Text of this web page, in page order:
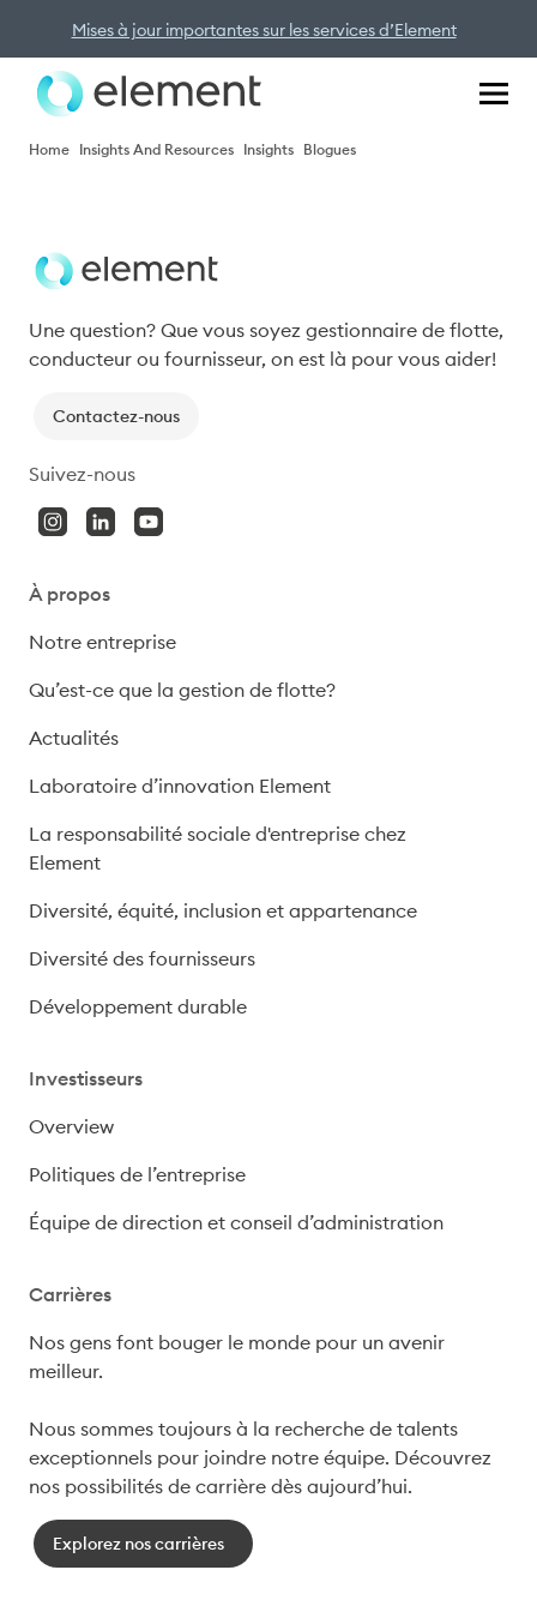
Mises à jour importantes sur les services d’Element
Home Insights And Resources Insights Blogues
Blogues
Une question? Que vous soyez gestionnaire de flotte,
conducteur ou fournisseur, on est là pour vous aider!
Contactez-nous
Suivez-nous
À propos
Notre entreprise
Qu’est-ce que la gestion de flotte?
Actualités
Laboratoire d’innovation Element
La responsabilité sociale d'entreprise chez
Element
Diversité, équité, inclusion et appartenance
Diversité des fournisseurs
Développement durable
Investisseurs
Overview
Politiques de l’entreprise
Équipe de direction et conseil d’administration
Carrières
Nos gens font bouger le monde pour un avenir
meilleur.
Nous sommes toujours à la recherche de talents
exceptionnels pour joindre notre équipe. Découvrez
nos possibilités de carrière dès aujourd’hui.
Explorez nos carrières